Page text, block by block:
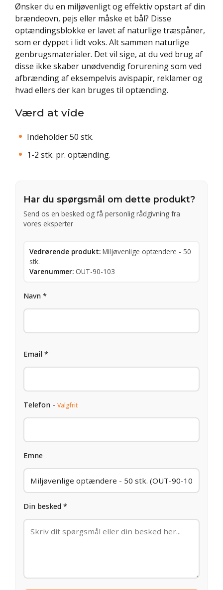
Ønsker du en miljøvenligt og effektiv opstart af din
brændeovn, pejs eller måske et bål? Disse
optændingsblokke er lavet af naturlige træspåner,
som er dyppet i lidt voks. Alt sammen naturlige
genbrugsmaterialer. Det vil sige, at du ved brug af
disse ikke skaber unødvendig forurening som ved
afbrænding af eksempelvis avispapir, reklamer og
hvad ellers der kan bruges til optænding.
Værd at vide
Indeholder 50 stk.
1-2 stk. pr. optænding.
Har du spørgsmål om dette produkt?
Send os en besked og få personlig rådgivning fra
vores eksperter
Vedrørende produkt: Miljøvenlige optændere - 50
stk.
Varenummer: OUT-90-103
Navn *
Email *
Telefon - Valgfrit
Emne
Din besked *